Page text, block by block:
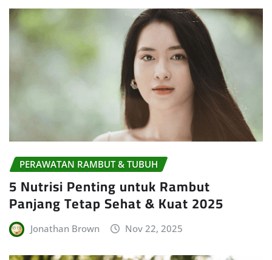
PERAWATAN RAMBUT & TUBUH
5 Nutrisi Penting untuk Rambut
Panjang Tetap Sehat & Kuat 2025
Jonathan Brown Nov 22, 2025